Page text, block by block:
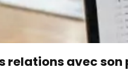
relations avec